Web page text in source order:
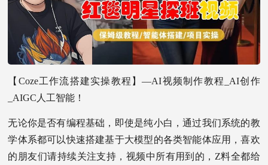
【Coze工作流搭建实操教程】—AI视频制作教程_AI创作
_AIGC人工智能！
无论你是否有编程基础，即使是纯小白，通过我们系统的教
学体系都可以快速搭建基于大模型的各类智能体应用，喜欢
的朋友们请持续关注支持，视频中所有用到的，Z料全都给